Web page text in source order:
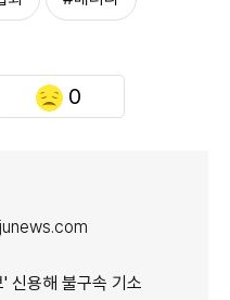
0
신용해 불구속 기소